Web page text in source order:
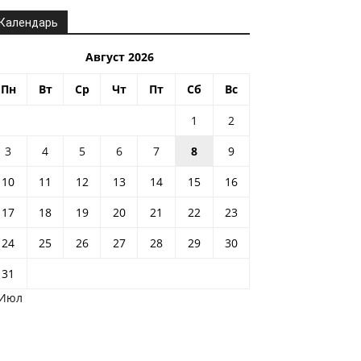
Август 2026
Пн Вт Ср Чт Пт Сб Вс
1
2
3
4 5 6 7 8
9
10
11 12 13 14 15
16
17
18 19 20 21 22
23
24
25 26 27 28 29
30
31